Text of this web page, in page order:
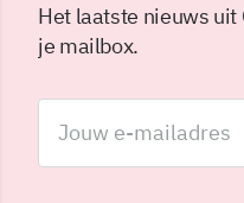
Het laatste nieuws uit
je mailbox.